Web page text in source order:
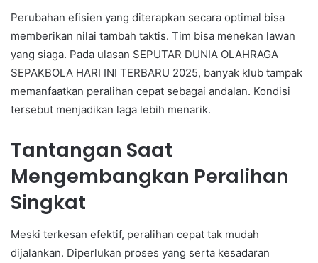
Perubahan efisien yang diterapkan secara optimal bisa
memberikan nilai tambah taktis. Tim bisa menekan lawan
yang siaga. Pada ulasan SEPUTAR DUNIA OLAHRAGA
SEPAKBOLA HARI INI TERBARU 2025, banyak klub tampak
memanfaatkan peralihan cepat sebagai andalan. Kondisi
tersebut menjadikan laga lebih menarik.
Tantangan Saat
Mengembangkan Peralihan
Singkat
Meski terkesan efektif, peralihan cepat tak mudah
dijalankan. Diperlukan proses yang serta kesadaran